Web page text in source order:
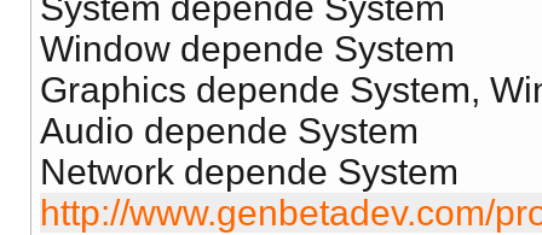
System depende System
Window depende System
Graphics depende System,
Audio depende System
Network depende System
http://www.genbetadev.com/